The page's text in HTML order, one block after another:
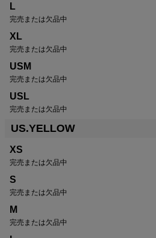
L
完売または欠品中
XL
完売または欠品中
USM
完売または欠品中
USL
完売または欠品中
US.YELLOW
XS
完売または欠品中
S
完売または欠品中
M
完売または欠品中